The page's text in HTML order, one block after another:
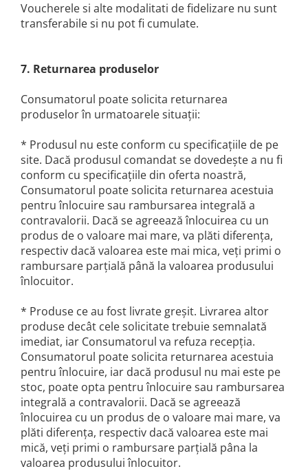
Voucherele si alte modalitati de fidelizare nu sunt
transferabile si nu pot fi cumulate.
7. Returnarea produselor
Consumatorul poate solicita returnarea
produselor în urmatoarele situaţii:
* Produsul nu este conform cu specificaţiile de pe
site. Dacă produsul comandat se dovedeşte a nu fi
conform cu specificaţiile din oferta noastră,
Consumatorul poate solicita returnarea acestuia
pentru înlocuire sau rambursarea integrală a
contravalorii. Dacă se agreează înlocuirea cu un
produs de o valoare mai mare, va plăti diferenţa,
respectiv dacă valoarea este mai mica, veţi primi o
rambursare parţială până la valoarea produsului
înlocuitor.
* Produse ce au fost livrate greşit. Livrarea altor
produse decât cele solicitate trebuie semnalată
imediat, iar Consumatorul va refuza recepţia.
Consumatorul poate solicita returnarea acestuia
pentru înlocuire, iar dacă produsul nu mai este pe
stoc, poate opta pentru înlocuire sau rambursarea
integrală a contravalorii. Dacă se agreează
înlocuirea cu un produs de o valoare mai mare, va
plăti diferenţa, respectiv dacă valoarea este mai
mică, veţi primi o rambursare parţială pâna la
valoarea produsului înlocuitor.